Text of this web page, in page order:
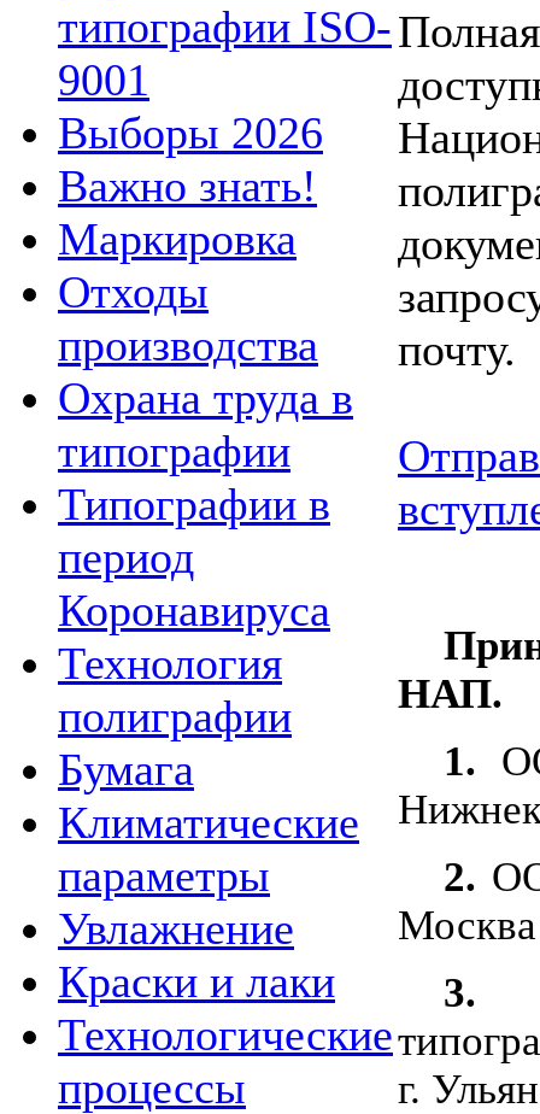
типографии ISO-
9001
Выборы 2026
Важно знать!
Маркировка
Отходы
производства
Охрана труда в
типографии
Типографии в
период
Коронавируса
Технология
полиграфии
Бумага
Климатические
параметры
Увлажнение
Краски и лаки
Технологические
процессы
почту.
НАП.
1.
2.
Москва
3.
г.